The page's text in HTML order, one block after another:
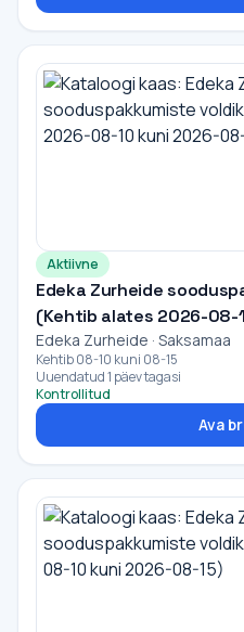
Aktiivne
Edeka Zurheide
(Kehtib alates 2026-08-
Edeka Zurheide · Saksamaa
Kehtib 08-10 kuni 08-15
Uuendatud 1 päev tagasi
Kontrollitud
Ava